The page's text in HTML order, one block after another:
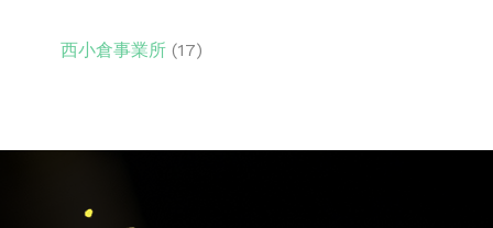
西小倉事業所 (17)